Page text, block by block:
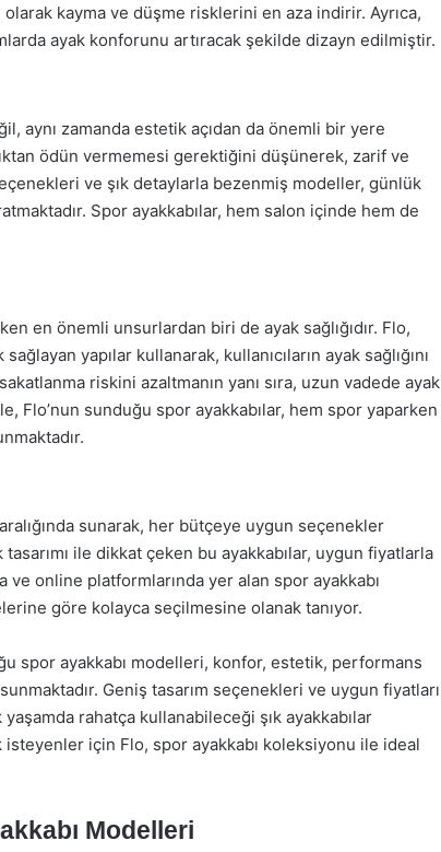
olarak kayma ve düşme risklerini en aza indirir. Ayrıca,
ayak konforunu artıracak şekilde dizayn edilmiştir.
aynı zamanda estetik açıdan da önemli bir yere
ödün vermemesi gerektiğini düşünerek, zarif ve
ve şık detaylarla bezenmiş modeller, günlük
Spor ayakkabılar, hem salon içinde hem de
en önemli unsurlardan biri de ayak sağlığıdır. Flo,
yapılar kullanarak, kullanıcıların ayak sağlığını
riskini azaltmanın yanı sıra, uzun vadede ayak
Flo’nun sunduğu spor ayakkabılar, hem spor yaparken
sunarak, her bütçeye uygun seçenekler
ile dikkat çeken bu ayakkabılar, uygun fiyatlarla
online platformlarında yer alan spor ayakkabı
göre kolayca seçilmesine olanak tanıyor.
spor ayakkabı modelleri, konfor, estetik, performans
Geniş tasarım seçenekleri ve uygun fiyatları
rahatça kullanabileceği şık ayakkabılar
isteyenler için Flo, spor ayakkabı koleksiyonu ile ideal
Modelleri